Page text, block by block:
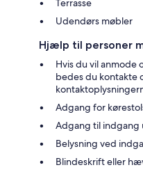
Terrasse
Udendørs møbler
Hjælp til personer
Hvis du vil
bedes du kontakte
Adgang for
Adgang til indgang
Belysning ved
Blindeskrift eller